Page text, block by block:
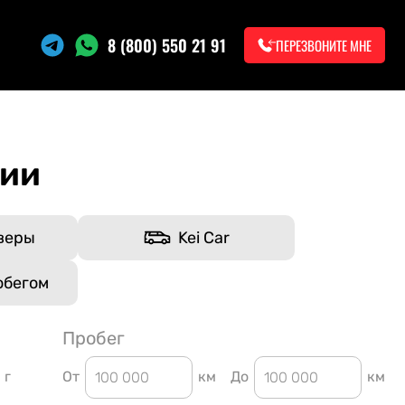
8 (800) 550 21 91 ПЕРЕЗВОНИТЕ МНЕ
Kei Car
г
Пробег
От км До км